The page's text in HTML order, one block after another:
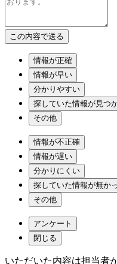
情報が正確
情報が早い
分かりやすい
探していた情報が見つ
その他
情報が不正確
情報が遅い
分かりにくい
探していた情報が無か
その他
アンケート
閉じる
いただいた内容は担当者